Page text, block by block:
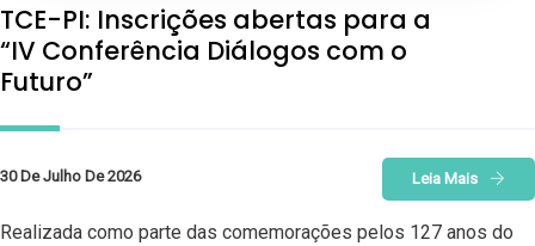
TCE-PI: Inscrições abertas para a
“IV Conferência Diálogos com o
Futuro”
30 De Julho De 2026 Leia Mais
Realizada como parte das comemorações pelos 127 anos do